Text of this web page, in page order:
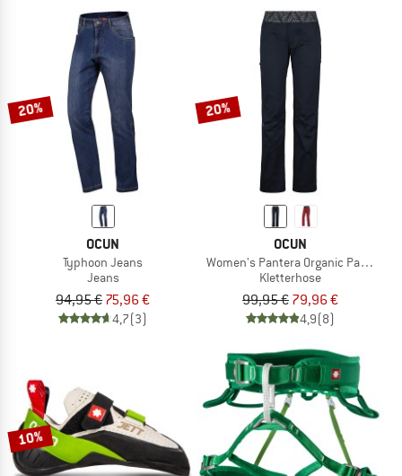
20%
OCUN
Typhoon Jeans
Jeans
94,95 € 75,96 €
4,7(3)
20%
OCUN
Women's Pantera Organic Pants
Kletterhose
99,95 € 79,96 €
4,9(8)
10%